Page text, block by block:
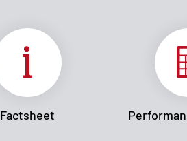
Factsheet